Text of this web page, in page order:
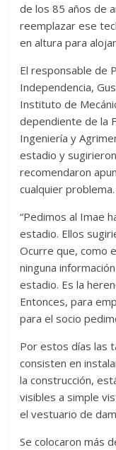
de los 85 años de
reemplazar ese
en altura para
El responsable de
Independencia,
Instituto de
dependiente de la
Ingeniería y
estadio y
recomendaron
cualquier problema.
“Pedimos al Imae
estadio. Ellos
Ocurre que, como
ninguna
estadio. Es la
Entonces, para
para el socio
Por estos días las
consisten en
la construcción,
visibles a simple
el vestuario de
Se colocaron más